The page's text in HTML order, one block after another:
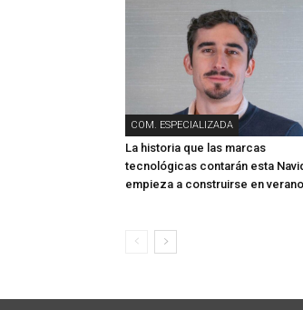
COM. ESPECIALIZADA
La historia que las marcas
tecnológicas contarán esta
empieza a construirse en verano